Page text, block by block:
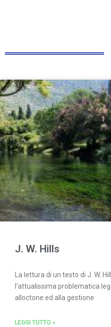
J. W. Hills
La lettura di un testo di J. W.
l’attualissima problematica
alloctone ed alla gestione
LEGGI TUTTO »